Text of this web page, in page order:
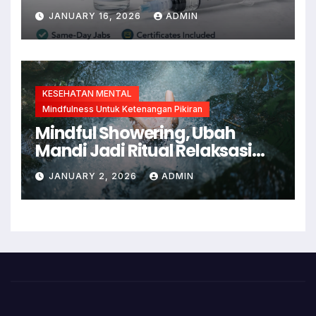
Bisa Dicegah dengan Vaksin
JANUARY 16, 2026 ADMIN
KESEHATAN MENTAL
Mindfulness Untuk Ketenangan Pikiran
Mindful Showering, Ubah
Mandi Jadi Ritual Relaksasi
dan Kesadaran Diri
JANUARY 2, 2026 ADMIN